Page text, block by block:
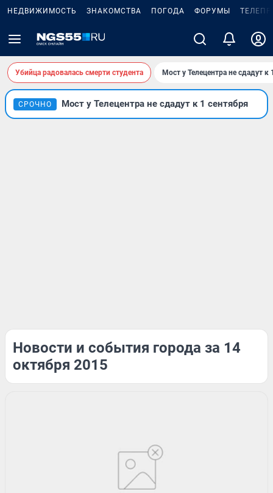
НЕДВИЖИМОСТЬ ЗНАКОМСТВА ПОГОДА ФОРУМЫ
Убийца радовалась смерти студента Мост у Телецентра не сдадут к
СРОЧНО Мост у Телецентра не сдадут к 1 сентября
Новости и события города за 14
октября 2015